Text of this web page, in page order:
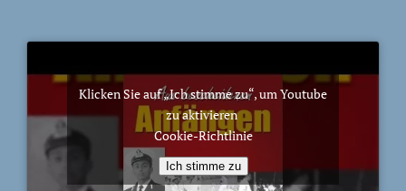
Klicken Sie auf „Ich stimme zu“, um Youtube
zu aktivieren
Cookie-Richtlinie
Ich stimme zu